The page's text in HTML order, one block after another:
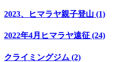
2023、ヒマラヤ親子登山 (1)
2022年4月ヒマラヤ遠征 (24)
クライミングジム (2)